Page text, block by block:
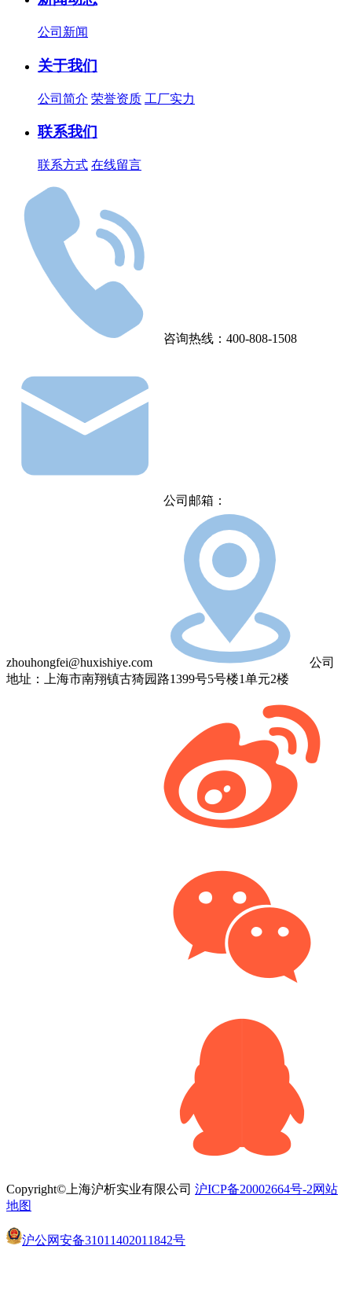
公司新闻
关于我们
公司简介 荣誉资质 工厂实力
联系我们
联系方式 在线留言
咨询热线：400-808-1508
公司邮箱：
zhouhongfei@huxishiye.com
公司
地址：上海市南翔镇古猗园路1399号5号楼1单元2楼
Copyright©上海沪析实业有限公司 沪ICP备20002664号-2网站
地图
沪公网安备31011402011842号